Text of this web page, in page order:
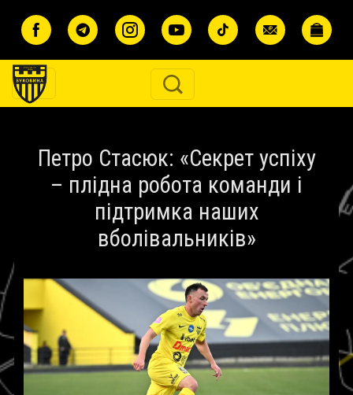
Петро Стасюк: «Секрет успіху
– плідна робота команди і
підтримка наших
вболівальників»